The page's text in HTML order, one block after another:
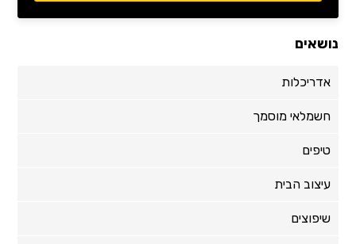
נושאים
אדריכלות
חשמלאי מוסמך
טיפים
עיצוב הבית
שיפוצים